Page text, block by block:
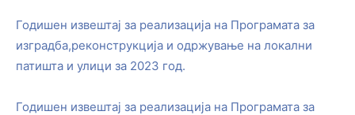
Годишен извештај за реализација на Програмата за
изградба,реконструкција и одржување на локални
патишта и улици за 2023 год.
Годишен извештај за реализација на Програмата за